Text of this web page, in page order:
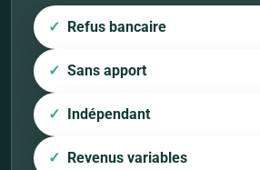
Refus bancaire
Sans apport
Indépendant
Revenus variables